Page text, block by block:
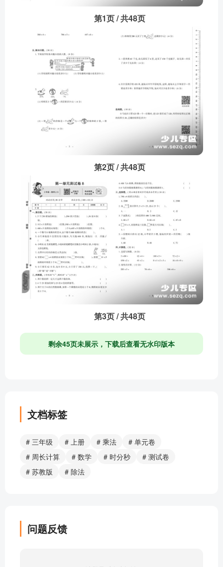
第1页 / 共48页
第2页 / 共48页
第3页 / 共48页
剩余45页未展示，下载后查看无水印版本
文档标签
# 三年级 # 上册 # 乘法
# 单元卷
# 周长计算
# 数学 # 时分秒
# 测试卷
# 苏教版
# 除法
问题反馈